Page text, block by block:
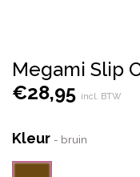
Megami Slip
€28,95 incl. BTW
Kleur - bruin